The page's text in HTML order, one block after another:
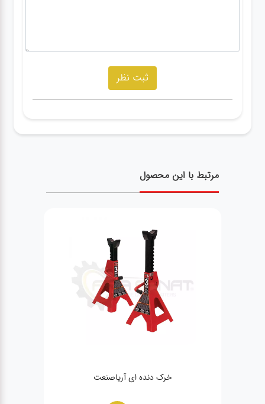
مرتبط با این محصول
خرک دنده ای آریاصنعت